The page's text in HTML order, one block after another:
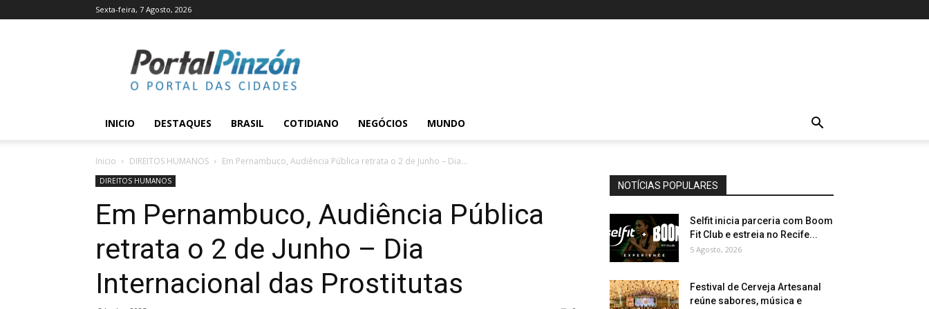
Sexta-feira, 7 Agosto, 2026
Pinzón
INICIO DESTAQUES BRASIL COTIDIANO NEGÓCIOS MUNDO
Inicio DIREITOS HUMANOS Em Pernambuco, Audiência Pública retrata o 2 de Junho – Dia...
DIREITOS HUMANOS
Em Pernambuco, Audiência Pública
retrata o 2 de Junho – Dia
Internacional das Prostitutas
NOTÍCIAS POPULARES
Selfit inicia parceria com Boom
Fit Club e estreia no Recife...
5 Agosto, 2026
Festival de Cerveja Artesanal
reúne sabores, música e